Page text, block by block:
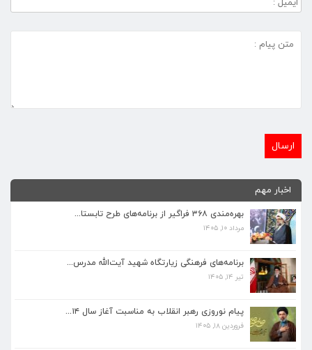
اخبار مهم
بهره‌مندی ۳۶۸ فراگیر از برنامه‌های طرح تابستا...
مرداد ۱۰, ۱۴۰۵
برنامه‌های فرهنگی زیارتگاه شهید آیت‌الله مدرس...
تیر ۱۴, ۱۴۰۵
پیام نوروزی رهبر انقلاب به مناسبت آغاز سال ۱۴...
فروردین ۱۸, ۱۴۰۵
برنامه‌های فرهنگی زیارتگاه شهید آیت‌الله مدرس...
پیام نوروزی رهبر انقلاب به مناسبت آغاز سال ۱۴...
ماه مبارک رمضان، فرصتی طلایی برای تزکیه نفس، ...